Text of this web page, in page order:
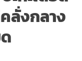
ลั่งกลาง